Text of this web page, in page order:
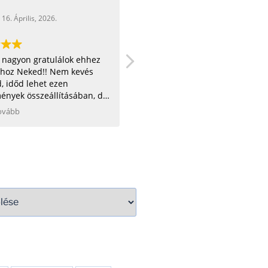
16. Április, 2026.
jó az oldal! =)